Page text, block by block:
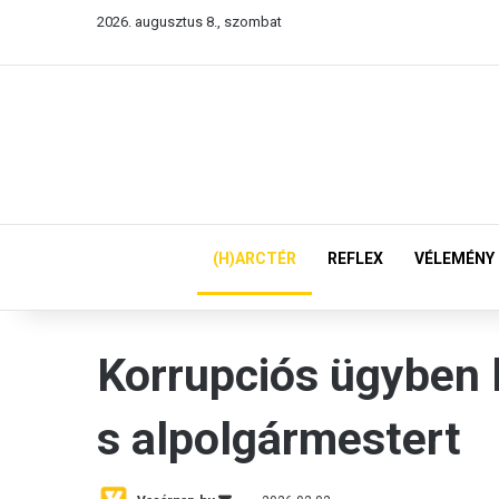
2026. augusztus 8., szombat
(H)ARCTÉR REFLEX VÉLEMÉNY
Korrupciós
s alpolgármestert